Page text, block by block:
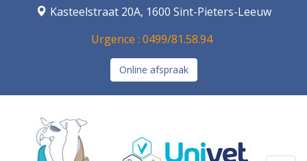
Kasteelstraat 20A, 1600 Sint-Pieters-Leeuw
Urgence : 0499/81.58.94
Online afspraak